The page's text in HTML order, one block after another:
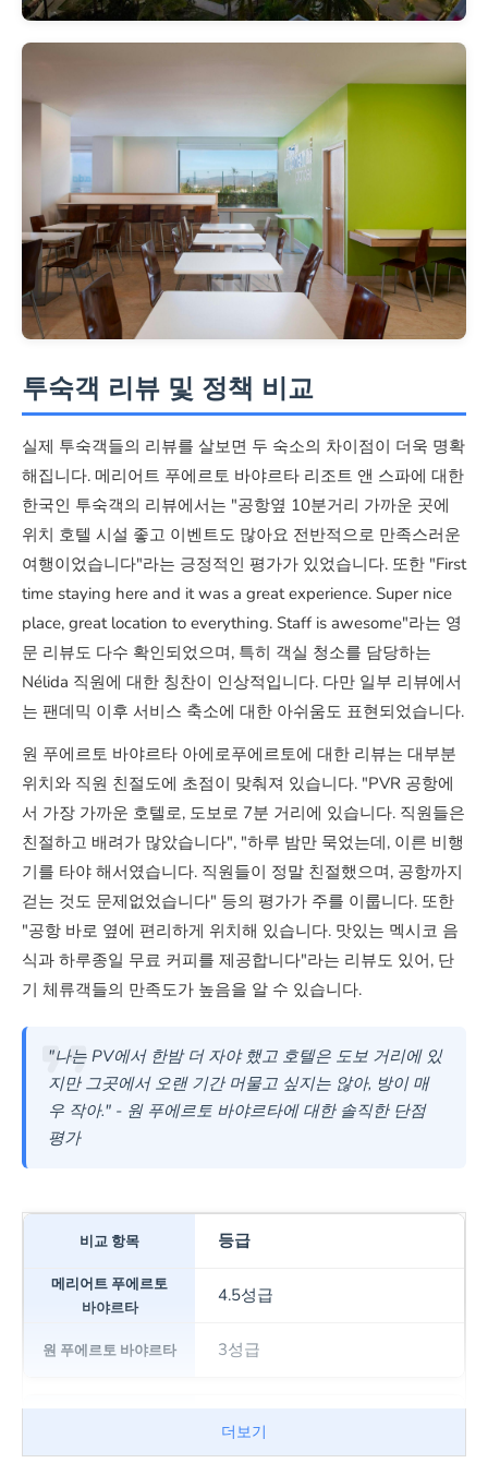
투숙객 리뷰 및 정책 비교
실제 투숙객들의 리뷰를 살보면 두 숙소의 차이점이 더욱 명확
해집니다. 메리어트 푸에르토 바야르타 리조트 앤 스파에 대한
한국인 투숙객의 리뷰에서는 "공항옆 10분거리 가까운 곳에
위치 호텔 시설 좋고 이벤트도 많아요 전반적으로 만족스러운
여행이었습니다"라는 긍정적인 평가가 있었습니다. 또한 "First
time staying here and it was a great experience. Super nice
place, great location to everything. Staff is awesome"라는 영
문 리뷰도 다수 확인되었으며, 특히 객실 청소를 담당하는
Nélida 직원에 대한 칭찬이 인상적입니다. 다만 일부 리뷰에서
는 팬데믹 이후 서비스 축소에 대한 아쉬움도 표현되었습니다.
원 푸에르토 바야르타 아에로푸에르토에 대한 리뷰는 대부분
위치와 직원 친절도에 초점이 맞춰져 있습니다. "PVR 공항에
서 가장 가까운 호텔로, 도보로 7분 거리에 있습니다. 직원들은
친절하고 배려가 많았습니다", "하루 밤만 묵었는데, 이른 비행
기를 타야 해서였습니다. 직원들이 정말 친절했으며, 공항까지
걷는 것도 문제없었습니다" 등의 평가가 주를 이룹니다. 또한
"공항 바로 옆에 편리하게 위치해 있습니다. 맛있는 멕시코 음
식과 하루종일 무료 커피를 제공합니다"라는 리뷰도 있어, 단
기 체류객들의 만족도가 높음을 알 수 있습니다.
"나는 PV에서 한밤 더 자야 했고 호텔은 도보 거리에 있
지만 그곳에서 오랜 기간 머물고 싶지는 않아, 방이 매
우 작아." - 원 푸에르토 바야르타에 대한 솔직한 단점
평가
등급
4.5성급
3성급
공항 거리
더보기